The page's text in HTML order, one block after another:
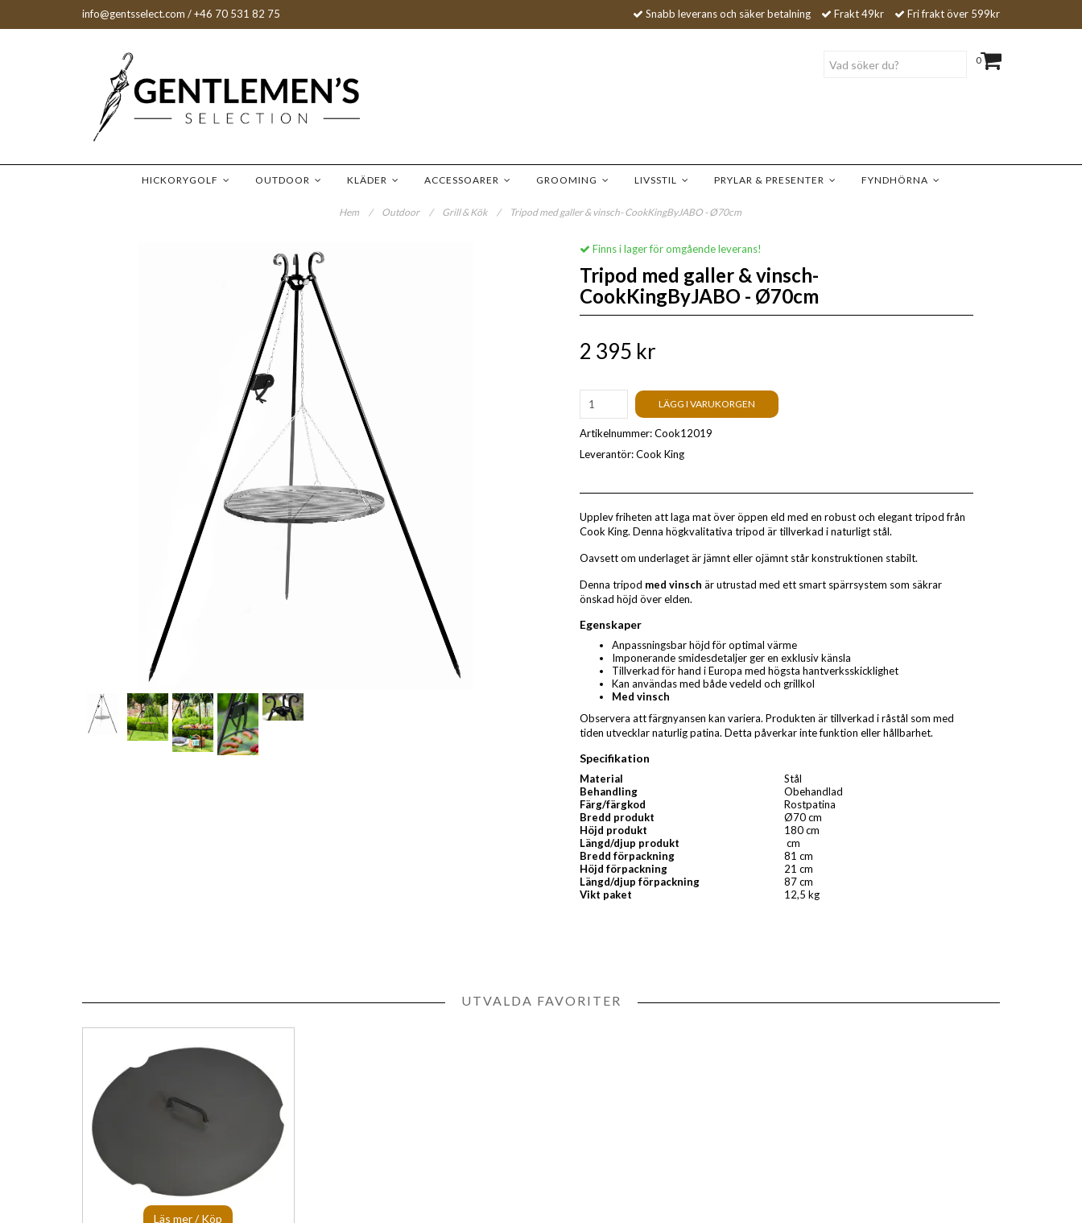
info@gentsselect.com / +46 70 531 82 75 Snabb leverans och säker betalning Frakt 49kr Fri frakt över 599kr
0
HICKORYGOLF OUTDOOR KLÄDER ACCESSOARER GROOMING LIVSSTIL PRYLAR & PRESENTER FYNDHÖRNA
Hem / Outdoor / Grill & Kök / Tripod med galler & vinsch- CookKingByJABO - Ø70cm
Finns i lager för omgående leverans!
Tripod med galler & vinsch-
CookKingByJABO - Ø70cm
2 395 kr
LÄGG I VARUKORGEN
Artikelnummer:Cook12019
Leverantör:Cook King
Upplev friheten att laga mat över öppen eld med en robust och elegant tripod från
Cook King. Denna högkvalitativa tripod är tillverkad i naturligt stål.
Oavsett om underlaget är jämnt eller ojämnt står konstruktionen stabilt.
Denna tripod med vinsch är utrustad med ett smart spärrsystem som säkrar
önskad höjd över elden.
Egenskaper
Anpassningsbar höjd för optimal värme
Imponerande smidesdetaljer ger en exklusiv känsla
Tillverkad för hand i Europa med högsta hantverksskicklighet
Kan användas med både vedeld och grillkol
Med vinsch
Observera att färgnyansen kan variera. Produkten är tillverkad i råstål som med
tiden utvecklar naturlig patina. Detta påverkar inte funktion eller hållbarhet.
Specifikation
Material
Stål
Behandling
Obehandlad
Färg/färgkod
Rostpatina
Bredd produkt
Ø70 cm
Höjd produkt
180 cm
Längd/djup produkt
cm
Bredd förpackning
81 cm
Höjd förpackning
21 cm
Längd/djup förpackning
87 cm
Vikt paket
12,5 kg
UTVALDA FAVORITER
Läs mer / Köp